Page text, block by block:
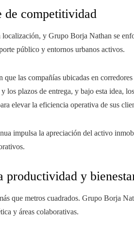
de competitividad
y Grupo Borja Nathan se
público y entornos urbanos activos.
las compañías ubicadas en
los plazos de entrega, y bajo esta idea,
elevar la eficiencia operativa de sus
impulsa la apreciación del activo
productividad y
que metros cuadrados. Grupo Borja
y áreas colaborativas.